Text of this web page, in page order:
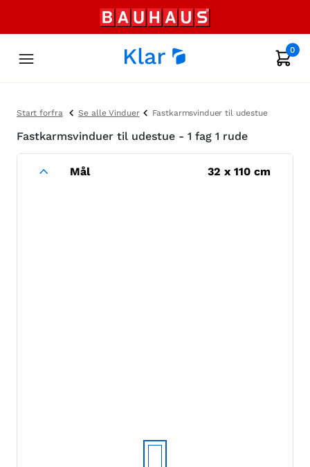
0
Start forfra Se alle Vinduer Fastkarmsvinduer til udestue
Fastkarmsvinduer til udestue - 1 fag 1 rude
Mål 32 x 110 cm